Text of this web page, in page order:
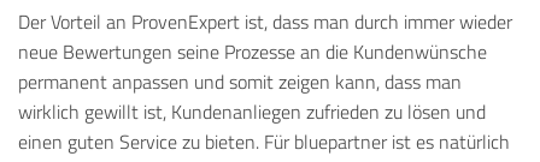
Der Vorteil an ProvenExpert ist, dass man durch immer wieder
neue Bewertungen seine Prozesse an die Kundenwünsche
permanent anpassen und somit zeigen kann, dass man
wirklich gewillt ist, Kundenanliegen zufrieden zu lösen und
einen guten Service zu bieten. Für bluepartner ist es natürlich